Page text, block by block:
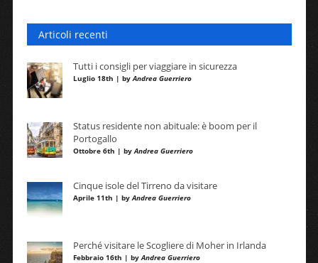
Articoli recenti
Tutti i consigli per viaggiare in sicurezza
Luglio 18th | byAndrea Guerriero
Status residente non abituale: è boom per il
Portogallo
Ottobre 6th | byAndrea Guerriero
Cinque isole del Tirreno da visitare
Aprile 11th | byAndrea Guerriero
Perché visitare le Scogliere di Moher in Irlanda
Febbraio 16th | byAndrea Guerriero